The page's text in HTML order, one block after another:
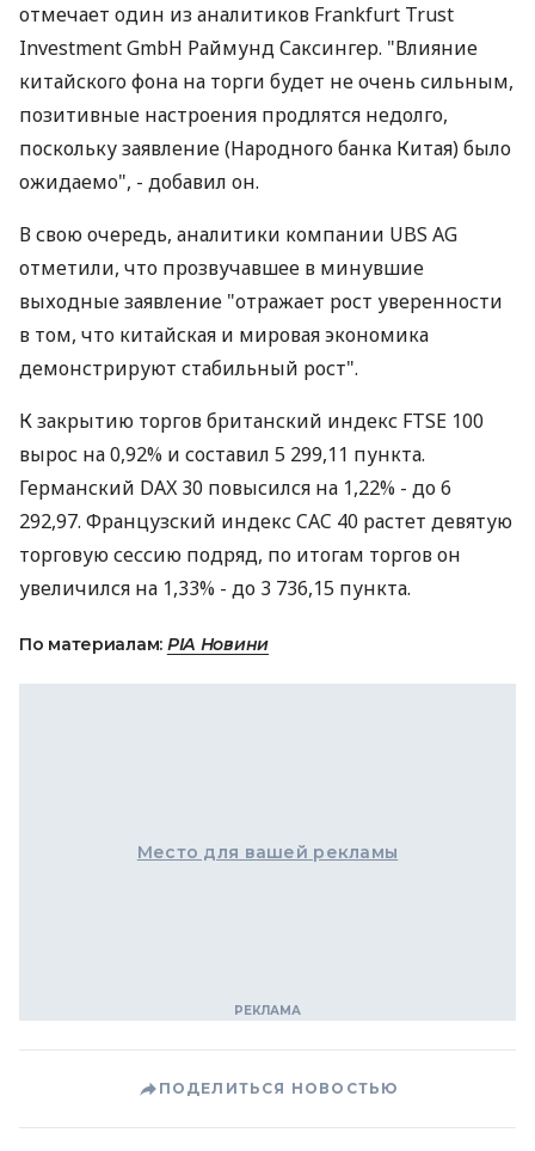
отмечает один из аналитиков Frankfurt Trust
Investment GmbH Раймунд Саксингер. "Влияние
китайского фона на торги будет не очень сильным,
позитивные настроения продлятся недолго,
поскольку заявление (Народного банка Китая) было
ожидаемо", - добавил он.
В свою очередь, аналитики компании UBS AG
отметили, что прозвучавшее в минувшие
выходные заявление "отражает рост уверенности
в том, что китайская и мировая экономика
демонстрируют стабильный рост".
К закрытию торгов британский индекс FTSE 100
вырос на 0,92% и составил 5 299,11 пункта.
Германский DAX 30 повысился на 1,22% - до 6
292,97. Французский индекс CAC 40 растет девятую
торговую сессию подряд, по итогам торгов он
увеличился на 1,33% - до 3 736,15 пункта.
По материалам: РІА Новини
Место для вашей рекламы
ПОДЕЛИТЬСЯ НОВОСТЬЮ